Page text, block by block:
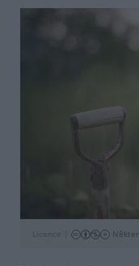
Licence |